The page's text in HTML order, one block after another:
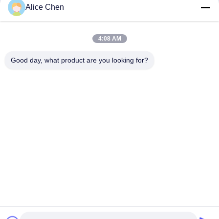
Shenzhen Tunsing Plastic Products Co., Ltd.
© 2018-2026 Shenzhen Tunsing Plastic Products Co., Ltd. .
Alice Chen
4:08 AM
Good day, what product are you looking for?